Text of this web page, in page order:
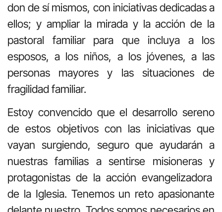
don de sí mismos, con iniciativas dedicadas a
ellos; y ampliar la mirada y la acción de la
pastoral familiar para que incluya a los
esposos, a los niños, a los jóvenes, a las
personas mayores y las situaciones de
fragilidad familiar.
Estoy convencido que el desarrollo sereno
de estos objetivos con las iniciativas que
vayan surgiendo, seguro que ayudarán a
nuestras familias a sentirse misioneras y
protagonistas de la acción evangelizadora
de la Iglesia. Tenemos un reto apasionante